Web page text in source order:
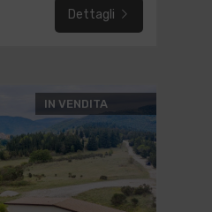
Dettagli
IN VENDITA